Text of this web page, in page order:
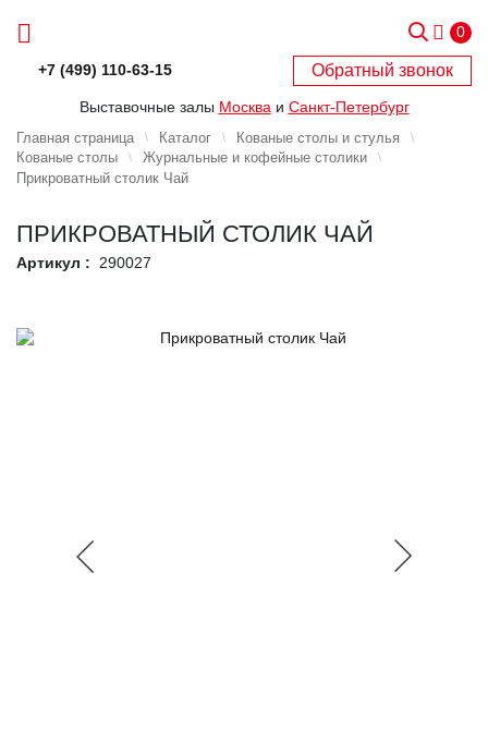
0
+7 (499) 110-63-15 Обратный звонок
Выставочные залы Москва и Санкт-Петербург
Главная страница Каталог
Кованые столы и стулья
Кованые столы
Журнальные и кофейные столики
Прикроватный столик Чай
ПРИКРОВАТНЫЙ СТОЛИК ЧАЙ
Артикул : 290027